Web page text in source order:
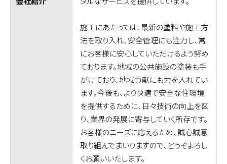
施工にあたっては、最新の塗料や施工方
法を取り入れ、安全管理にも注力し、常
にお客様に安心していただけるよう努め
ております。地域の公共施設の塗装も手
がけており、地域貢献にも力を入れてい
ます。今後も、より快適で安全な住環境
を提供するために、日々技術の向上を図
り、業界の発展に寄与していく所存です。
お客様のニーズに応えるため、誠心誠意
取り組んでまいりますので、どうぞよろし
くお願いいたします。